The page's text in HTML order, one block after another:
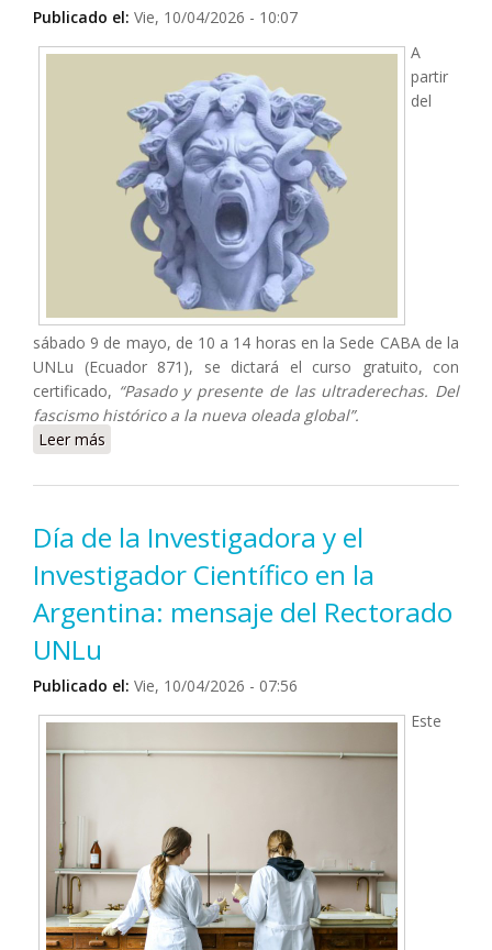
Publicado el: Vie, 10/04/2026 - 10:07
A
partir
del
sábado 9 de mayo, de 10 a 14 horas en la Sede CABA de la
UNLu (Ecuador 871), se dictará el curso gratuito, con
certificado, “Pasado y presente de las ultraderechas. Del
fascismo histórico a la nueva oleada global”.
Leer más
Día de la Investigadora y el
Investigador Científico en la
Argentina: mensaje del Rectorado
UNLu
Publicado el: Vie, 10/04/2026 - 07:56
Este